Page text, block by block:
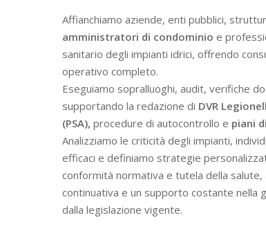
Affianchiamo aziende, enti pubblici,
amministratori di condominio e
sanitario degli impianti idrici, offrendo
operativo completo.
Eseguiamo sopralluoghi, audit, verifiche
supportando la redazione di DVR
(PSA), procedure di autocontrollo e piani
Analizziamo le criticità degli impianti,
efficaci e definiamo strategie
conformità normativa e tutela della salute,
continuativa e un supporto costante nella
dalla legislazione vigente.